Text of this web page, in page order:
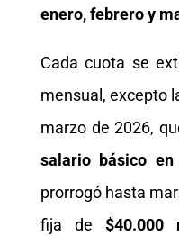
enero, febrero y
Cada cuota se
mensual, excepto
marzo de 2026,
salario básico en
prorrogó hasta
fija de $40.000